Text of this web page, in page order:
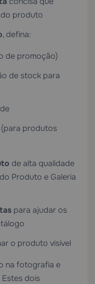
do produto
, defina:
de promoção)
de stock para
(para produtos
de alta qualidade
Produto e Galeria
para ajudar os
o produto visível
na fotografia e
dois